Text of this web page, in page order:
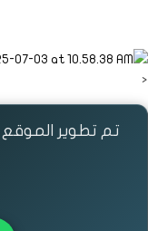
<
تم تطوير